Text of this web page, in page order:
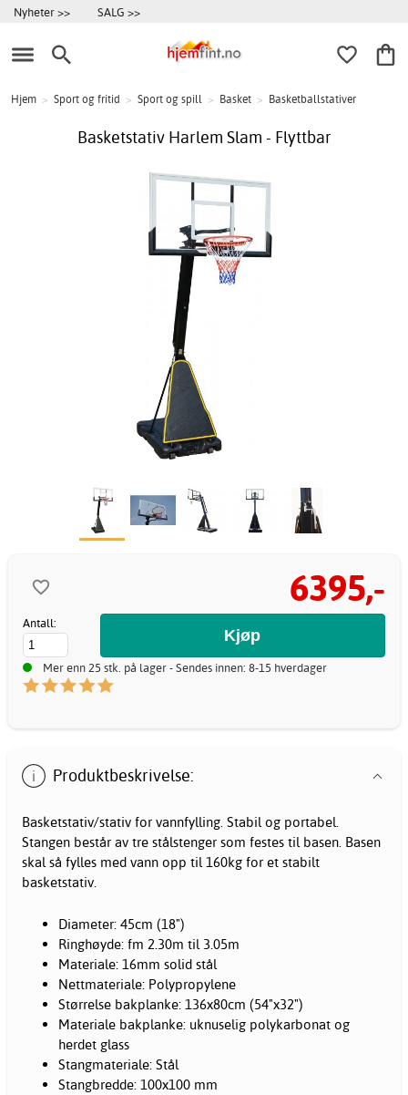
Nyheter >> SALG >>
Hjem > Sport og fritid > Sport og spill > Basket > Basketballstativer
Basketstativ Harlem Slam - Flyttbar
6395,-
Antall:
Mer enn 25 stk. på lager - Sendes innen: 8-15 hverdager
Produktbeskrivelse:
Basketstativ/stativ for vannfylling. Stabil og portabel.
Stangen består av tre stålstenger som festes til basen. Basen
skal så fylles med vann opp til 160kg for et stabilt
basketstativ.
Diameter: 45cm (18")
Ringhøyde: fm 2.30m til 3.05m
Materiale: 16mm solid stål
Nettmateriale: Polypropylene
Størrelse bakplanke: 136x80cm (54"x32")
Materiale bakplanke: uknuselig polykarbonat og
herdet glass
Stangmateriale: Stål
Stangbredde: 100x100 mm